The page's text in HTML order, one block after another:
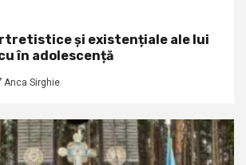
și existențiale ale lui
în adolescență
Anca Sirghie